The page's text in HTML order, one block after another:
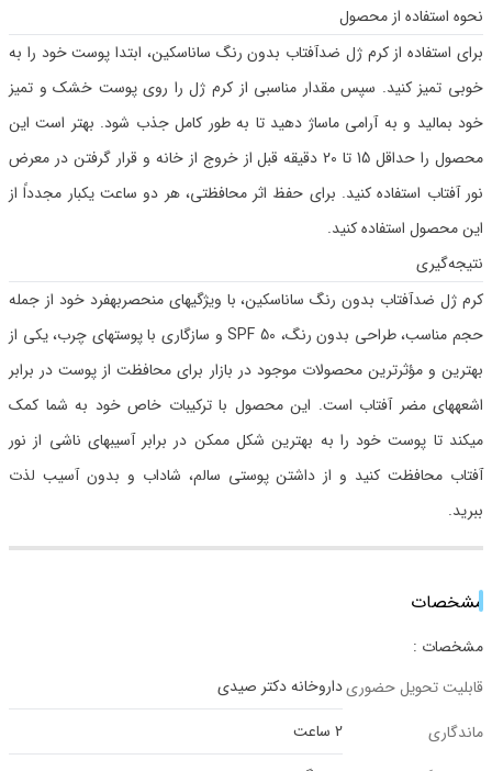
نحوه استفاده از محصول
برای استفاده از کرم ژل ضدآفتاب بدون رنگ ساناسکین، ابتدا پوست خود را به
خوبی تمیز کنید. سپس مقدار مناسبی از کرم ژل را روی پوست خشک و تمیز
خود بمالید و به آرامی ماساژ دهید تا به طور کامل جذب شود. بهتر است این
محصول را حداقل 15 تا 20 دقیقه قبل از خروج از خانه و قرار گرفتن در معرض
نور آفتاب استفاده کنید. برای حفظ اثر محافظتی، هر دو ساعت یکبار مجدداً از
این محصول استفاده کنید.
نتیجه‌گیری
کرم ژل ضدآفتاب بدون رنگ ساناسکین، با ویژگیهای منحصربهفرد خود از جمله
حجم مناسب، طراحی بدون رنگ، SPF 50 و سازگاری با پوستهای چرب، یکی از
بهترین و مؤثرترین محصولات موجود در بازار برای محافظت از پوست در برابر
اشعههای مضر آفتاب است. این محصول با ترکیبات خاص خود به شما کمک
میکند تا پوست خود را به بهترین شکل ممکن در برابر آسیبهای ناشی از نور
آفتاب محافظت کنید و از داشتن پوستی سالم، شاداب و بدون آسیب لذت
ببرید.
مشخصات
مشخصات :
قابلیت تحویل حضوریداروخانه دکتر صیدی
ماندگاری
2 ساعت